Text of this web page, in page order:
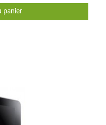
panier